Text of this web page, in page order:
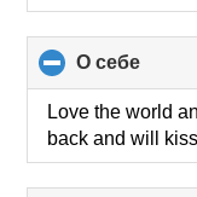
О себе
to
Love the world
back and will